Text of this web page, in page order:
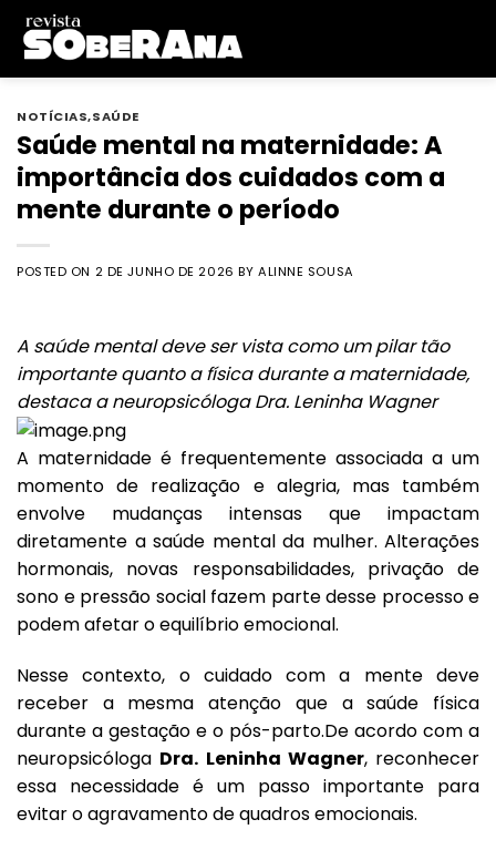
Skip
content
NOTÍCIAS,SAÚDE
Saúde mental na maternidade: A
importância dos cuidados com a
mente durante o período
POSTED ON 2 DE JUNHO DE 2026 BY ALINNE SOUSA
A saúde mental deve ser vista como um pilar tão
importante quanto a física durante a maternidade,
destaca a neuropsicóloga Dra. Leninha Wagner
A maternidade é frequentemente associada a um
momento de realização e alegria, mas também
envolve mudanças intensas que impactam
diretamente a saúde mental da mulher. Alterações
hormonais, novas responsabilidades, privação de
sono e pressão social fazem parte desse processo e
podem afetar o equilíbrio emocional.
Nesse contexto, o cuidado com a mente deve
receber a mesma atenção que a saúde física
durante a gestação e o pós-parto.De acordo com a
neuropsicóloga Dra. Leninha Wagner, reconhecer
essa necessidade é um passo importante para
evitar o agravamento de quadros emocionais.